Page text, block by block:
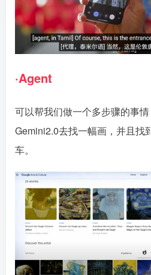
·Agent
可以帮我们做一个多步骤的事
Gemini2.0去找一幅画，并且找
车。